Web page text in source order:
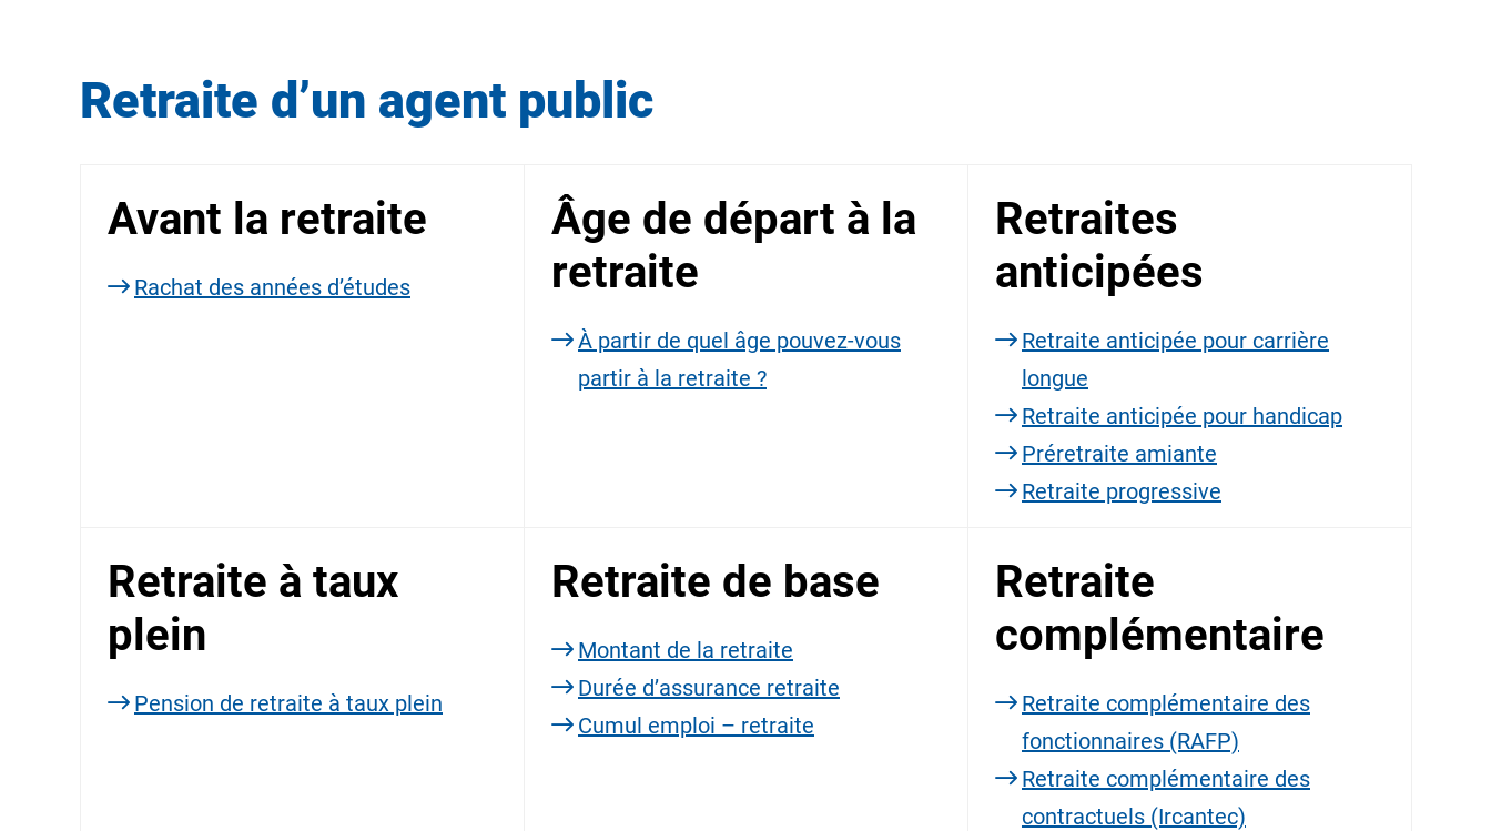
Retraite d’un agent public
Avant la retraite
Rachat des années d’études
Âge de départ à la
retraite
À partir de quel âge pouvez-vous
partir à la retraite ?
Retraites
anticipées
Retraite anticipée pour carrière
longue
Retraite anticipée pour handicap
Préretraite amiante
Retraite progressive
Retraite à taux
plein
Pension de retraite à taux plein
Retraite de base
Montant de la retraite
Durée d’assurance retraite
Cumul emploi – retraite
Retraite
complémentaire
Retraite complémentaire des
fonctionnaires (RAFP)
Retraite complémentaire des
contractuels (Ircantec)